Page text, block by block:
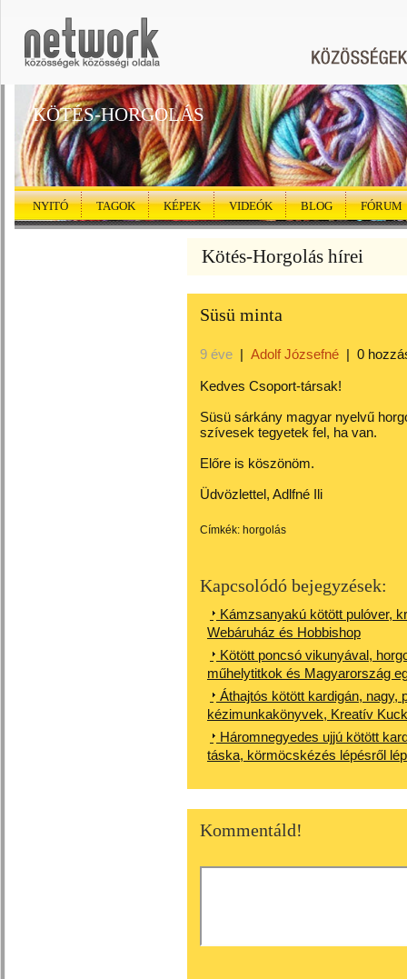
KÖTÉS-HORGOLÁS
NYITÓ TAGOK KÉPEK VIDEÓK BLOG FÓRUM
Kötés-Horgolás hírei
Süsü minta
9 éve | Adolf Józsefné | 0
Kedves Csoport-társak!
Süsü sárkány magyar nyelvű
szívesek tegyetek fel, ha van.
Előre is köszönöm.
Üdvözlettel, Adlfné Ili
Címkék: horgolás
Kapcsolódó bejegyzések:
Kámzsanyakú kötött pulóver,
Webáruház és Hobbishop
Kötött poncsó vikunyával,
műhelytitkok és Magyarország
Áthajtós kötött kardigán, nagy,
kézimunkakönyvek, Kreatív
Háromnegyedes ujjú kötött
táska, körmöcskézés lépésről
Kommentáld!